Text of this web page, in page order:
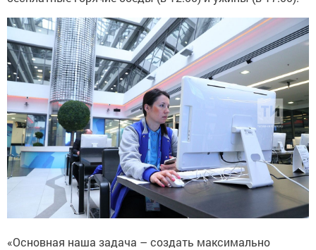
«Основная наша задача – создать максимально